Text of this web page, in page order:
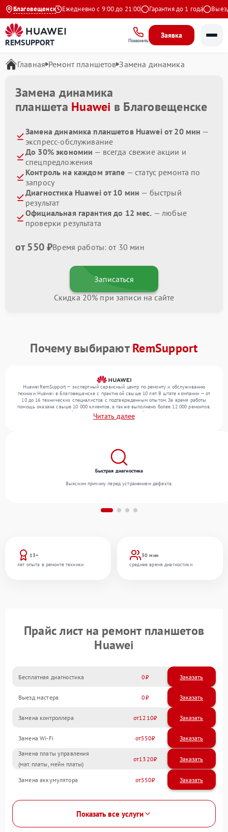
Благовещенск
4.9 на Яндекс Ежедневно с 9:00 до 21:00 Гарантия до 1 года Выезд
REMSUPPORT Позвонить
Заявка
Главная Ремонт планшетов Замена динамика
Замена динамика
планшета Huawei в Благовещенске
Замена динамика планшетов Huawei от 20 мин —
экспресс-обслуживание
До 30% экономии — всегда свежие акции и
спецпредложения
Контроль на каждом этапе — статус ремонта по
запросу
Диагностика Huawei от 10 мин — быстрый
результат
Официальная гарантия до 12 мес. — любые
проверки результата
от 550 ₽Время работы: от 30 мин
Записаться
Скидка 20% при записи на сайте
Почему выбираютRemSupport
HuaweiRemSupport — экспертный сервисный центр по ремонту и обслуживанию
техники Huawei в Благовещенске с практикой свыше 10 лет. В штате компании — от
10 до 16 технических специалистов с подтвержденным опытом. За время работы
помощь оказана свыше 10 000 клиентов, а также выполнено более 12 000 ремонтов.
Ежемесячно в сервисный центр поступает от 300 устройств, включая , , . Мы работаем
с широким спектром неисправностей и поддерживаем высокий стандарт качества
Читать далее
13+
лет опыта в ремонте техники
30 мин
среднее время диагностики
Быстрая диагностика
Выясним причину перед устранением дефекта.
Прайс лист на ремонт планшетов
Huawei
Бесплатная диагностика 0 Заказать
Выезд мастера 0 Заказать
Замена контроллера 1210
Замена Wi-Fi 550
Замена платы управления
(мат.платы, мейн платы)
1320
Замена аккумулятора 550
Показать все услуги